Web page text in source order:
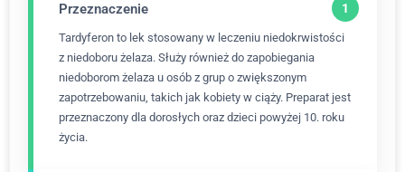
Przeznaczenie
Tardyferon to lek stosowany w leczeniu niedokrwistości
z niedoboru żelaza. Służy również do zapobiegania
niedoborom żelaza u osób z grup o zwiększonym
zapotrzebowaniu, takich jak kobiety w ciąży. Preparat jest
przeznaczony dla dorosłych oraz dzieci powyżej 10. roku
życia.